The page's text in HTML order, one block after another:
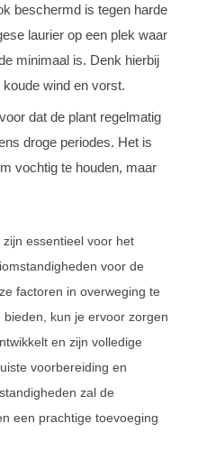
beschermd is tegen harde
laurier op een plek waar
minimaal is. Denk hierbij
wind en vorst.
dat de plant regelmatig
droge periodes. Het is
vochtig te houden, maar
essentieel voor het
voor de
factoren in overweging te
kun je ervoor zorgen
en zijn volledige
voorbereiding en
zal de
een prachtige toevoeging